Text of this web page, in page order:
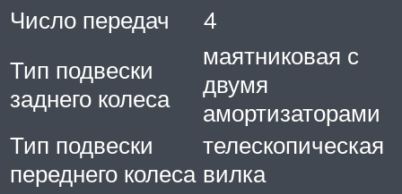
Число передач
4
Тип подвески
заднего колеса
маятниковая с
двумя
амортизаторами
Тип подвески
переднего колеса
телескопическая
вилка